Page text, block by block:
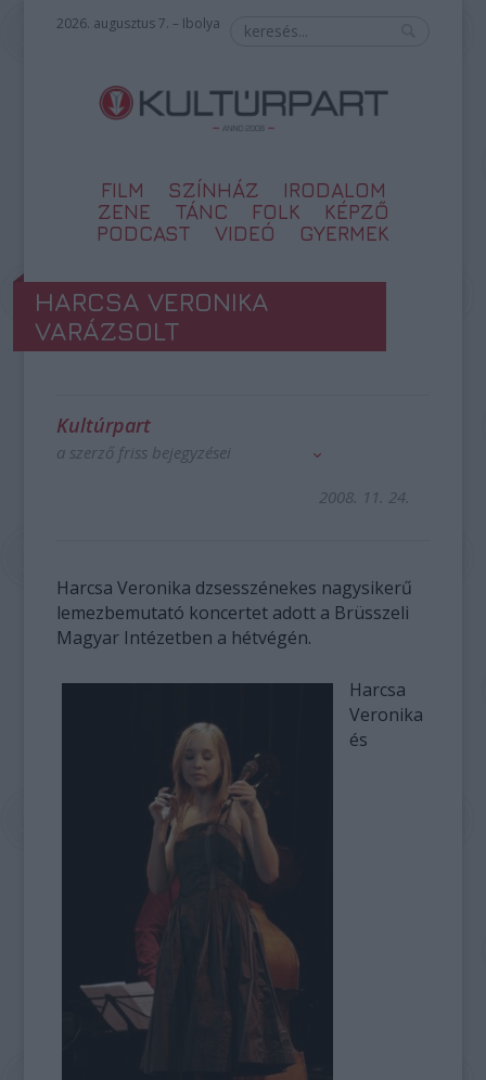
2026. augusztus 7. – Ibolya
FILM SZÍNHÁZ
IRODALOM
ZENE
TÁNC FOLK
KÉPZŐ
PODCAST
VIDEÓ GYERMEK
HARCSA VERONIKA
VARÁZSOLT
Kultúrpart
a szerző friss bejegyzései
2008. 11. 24.
Harcsa Veronika dzsesszénekes nagysikerű
lemezbemutató koncertet adott a Brüsszeli
Magyar Intézetben a hétvégén.
Harcsa
Veronika
és